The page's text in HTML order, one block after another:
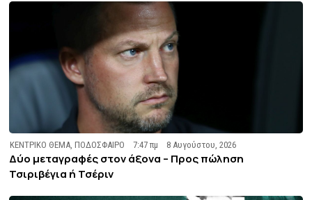
ΚΕΝΤΡΙΚΟ ΘΕΜΑ ,ΠΟΔΟΣΦΑΙΡΟ 7:47 πμ 8 Αυγούστου, 2026
Δύο μεταγραφές στον άξονα – Προς πώληση
Τσιριβέγια ή Τσέριν